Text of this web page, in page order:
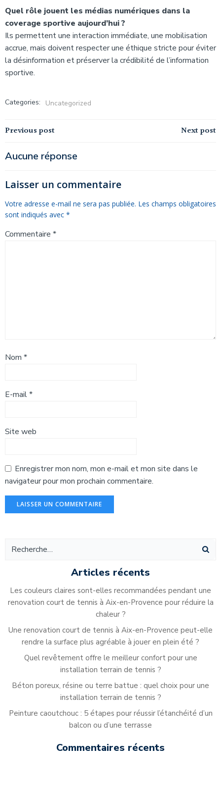
Quel rôle jouent les médias numériques dans la
coverage sportive aujourd’hui ?
Ils permettent une interaction immédiate, une mobilisation
accrue, mais doivent respecter une éthique stricte pour éviter
la désinformation et préserver la crédibilité de l’information
sportive.
Categories: Uncategorized
Navigation
de
l’article
Previous post Navigation
l’article
Next post
Aucune réponse
Laisser un commentaire
Votre adresse e-mail ne sera pas publiée. Les champs obligatoires
sont indiqués avec *
Commentaire *
Nom *
E-mail*
Site web
Enregistrer mon nom, mon e-mail et mon site dans le
navigateur pour mon prochain commentaire.
Articles récents
Les couleurs claires sont-elles recommandées pendant une
renovation court de tennis à Aix-en-Provence pour réduire la
chaleur ?
Une renovation court de tennis à Aix-en-Provence peut-elle
rendre la surface plus agréable à jouer en plein été ?
Quel revêtement offre le meilleur confort pour une
installation terrain de tennis ?
Béton poreux, résine ou terre battue : quel choix pour une
installation terrain de tennis ?
Peinture caoutchouc : 5 étapes pour réussir l’étanchéité d’un
balcon ou d’une terrasse
Commentaires récents